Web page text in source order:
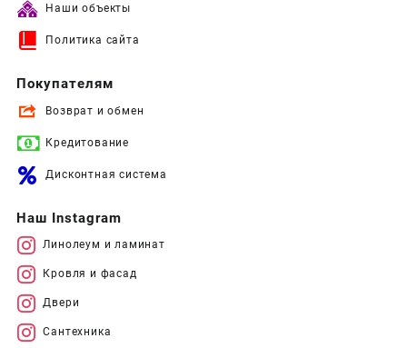
Наши объекты
Политика сайта
Покупателям
Возврат и обмен
Кредитование
Дисконтная система
Наш Instagram
Линолеум и ламинат
Кровля и фасад
Двери
Сантехника